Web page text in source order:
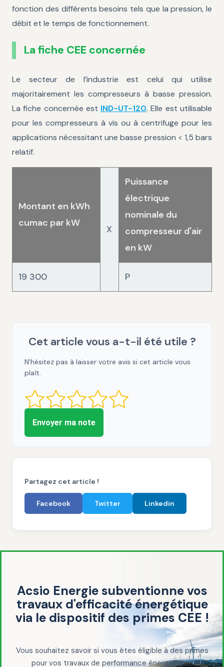
fonction des différents besoins tels que la pression, le
débit et le temps de fonctionnement.
La fiche CEE concernée
Le secteur de l’industrie est celui qui utilise
majoritairement les compresseurs à basse pression.
La fiche concernée est IND-UT-120. Elle est utilisable
pour les compresseurs à vis ou à centrifuge pour les
applications nécessitant une basse pression < 1,5 bars
relatif.
Montant en kWh
cumac par kW
X
Puissance
électrique
nominale du
compresseur d'air
en kW
19 300 P
Cet article vous a-t-il été utile ?
N'hésitez pas à laisser votre avis si cet article vous
plaît.
Envoyer ma note
Partagez cet article !
Facebook Twitter Linkedin
Acsio Energie subventionne vos
travaux d'efficacité énergétique
via le dispositif des primes CEE !
Vous souhaitez savoir si vous êtes éligible à des primes
pour vos travaux de performance énergétique,